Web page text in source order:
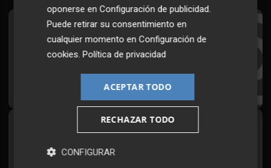
Suscríbete al Boletín
Todos los días a primera hora en tu email
¡Quiero suscribirme!
Síguenos en redes
Plaza Podcast, desde cualquier medio
oponerse enConfiguración de publicidad
Puede retirar su consentimiento en
cualquier momento enConfiguración de
cookies .Política de privacidad
ACEPTAR TODO
RECHAZAR TODO
CONFIGURAR